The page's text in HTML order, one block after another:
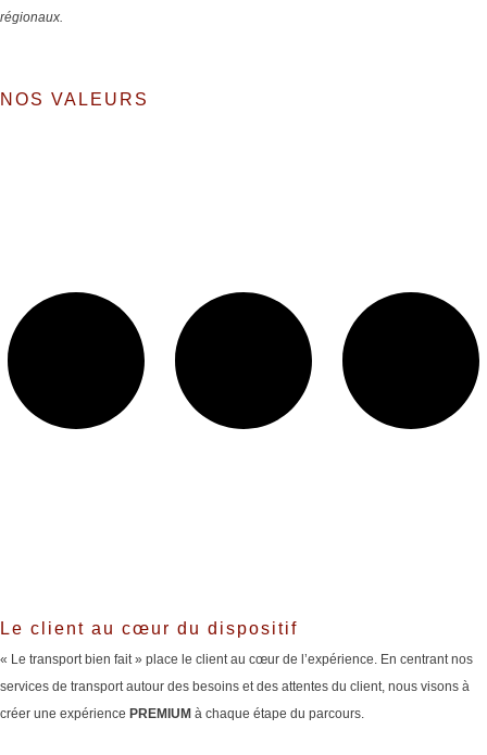
régionaux.
NOS VALEURS
Le client au cœur du dispositif
« Le transport bien fait » place le client au cœur de l’expérience. En centrant nos
services de transport autour des besoins et des attentes du client, nous visons à
créer une expérience PREMIUM à chaque étape du parcours.